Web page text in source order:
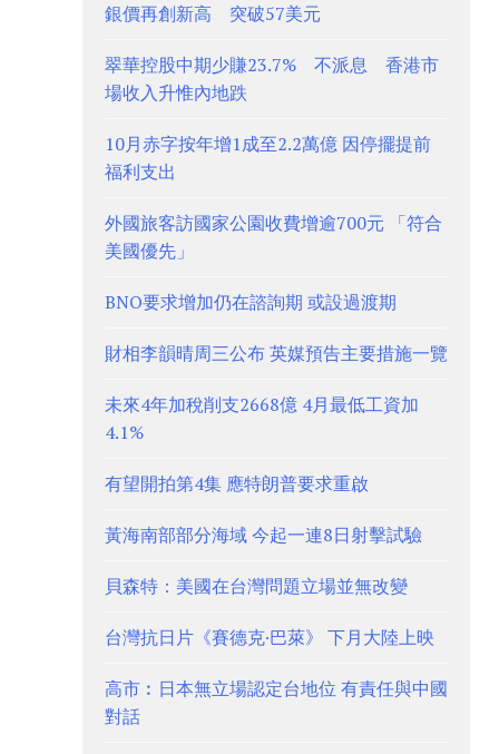
銀價再創新高 突破57美元
翠華控股中期少賺23.7% 不派息 香港市
場收入升惟內地跌
10月赤字按年增1成至2.2萬億 因停擺提前
福利支出
外國旅客訪國家公園收費增逾700元 「符合
美國優先」
BNO要求增加仍在諮詢期 或設過渡期
財相李韻晴周三公布 英媒預告主要措施一覽
未來4年加稅削支2668億 4月最低工資加
4.1%
有望開拍第4集 應特朗普要求重啟
黃海南部部分海域 今起一連8日射擊試驗
貝森特：美國在台灣問題立場並無改變
台灣抗日片《賽德克·巴萊》 下月大陸上映
高市︰日本無立場認定台地位 有責任與中國
對話